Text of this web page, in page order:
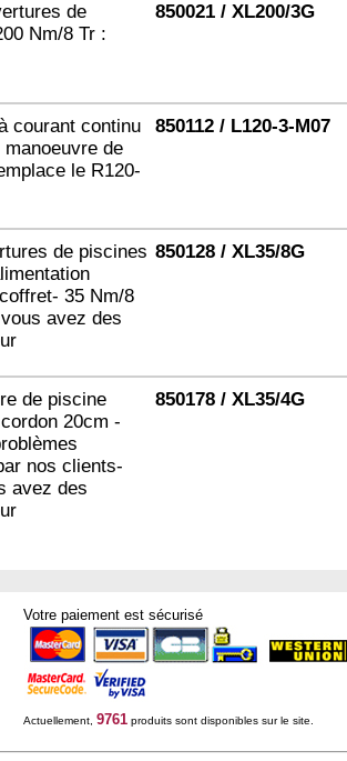
de
Nm/8 Tr :
850021 / XL200/3G
courant continu
de
le R120-
850112 / L120-3-M07
de piscines
35 Nm/8
avez des
850128 / XL35/8G
de piscine
20cm -
nos clients-
avez des
850178 / XL35/4G
Votre paiement est sécurisé
Actuellement, 9761produits sont disponibles sur le site.